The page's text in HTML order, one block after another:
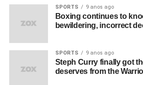
SPORTS 9 anos ago
Boxing continues to
bewildering, incorrect
SPORTS 9 anos ago
Steph Curry finally got
deserves from the